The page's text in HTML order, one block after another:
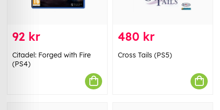
92 kr
Citadel: Forged with Fire
(PS4)
480 kr
Cross Tails (PS5)